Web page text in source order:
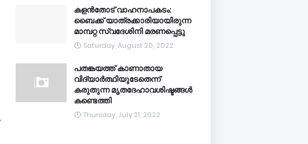
കളൻതോട് വാഹനാപകടം:
ബൈക്ക് യാത്രക്കാരിയായിരുന്ന
മാമ്പറ്റ സ്വദേശിനി മരണപ്പെട്ടു
Saturday, August 20, 2022
പതങ്കയത്ത് കാണാതായ
വിദ്യാർത്ഥിയുടേതെന്ന്
കരുതുന്ന മൃതദേഹാവശിഷ്ടങ്ങൾ
കണ്ടെത്തി
Thursday, July 21, 2022